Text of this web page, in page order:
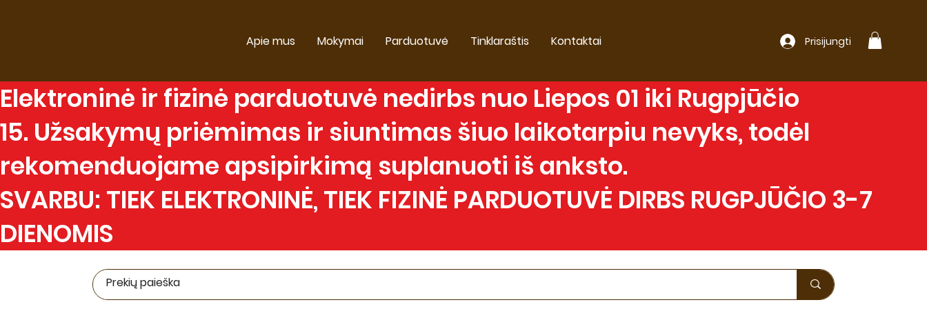
Prisijungti
Apie mus Mokymai Parduotuvė Tinklaraštis Kontaktai
Elektroninė ir fizinė parduotuvė nedirbs nuo Liepos 01 iki Rugpjūčio
15. Užsakymų priėmimas ir siuntimas šiuo laikotarpiu nevyks, todėl
rekomenduojame apsipirkimą suplanuoti iš anksto.
SVARBU: TIEK ELEKTRONINĖ, TIEK FIZINĖ PARDUOTUVĖ DIRBS RUGPJŪČIO 3-7
DIENOMIS